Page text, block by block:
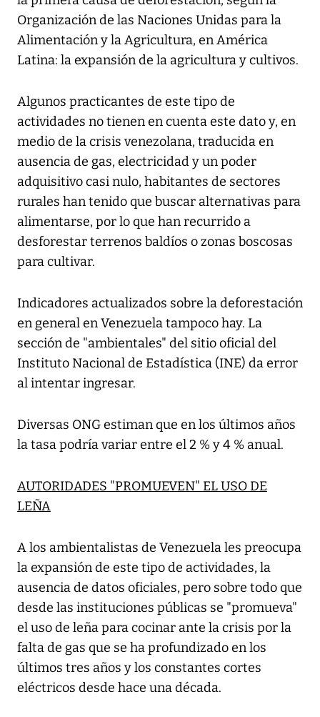
Organización de las Naciones Unidas para la
Alimentación y la Agricultura, en América
Latina: la expansión de la agricultura y cultivos.
Algunos practicantes de este tipo de
actividades no tienen en cuenta este dato y, en
medio de la crisis venezolana, traducida en
ausencia de gas, electricidad y un poder
adquisitivo casi nulo, habitantes de sectores
rurales han tenido que buscar alternativas para
alimentarse, por lo que han recurrido a
desforestar terrenos baldíos o zonas boscosas
para cultivar.
Indicadores actualizados sobre la deforestación
en general en Venezuela tampoco hay. La
sección de "ambientales" del sitio oficial del
Instituto Nacional de Estadística (INE) da error
al intentar ingresar.
Diversas ONG estiman que en los últimos años
la tasa podría variar entre el 2 % y 4 % anual.
AUTORIDADES "PROMUEVEN" EL USO DE
LEÑA
A los ambientalistas de Venezuela les preocupa
la expansión de este tipo de actividades, la
ausencia de datos oficiales, pero sobre todo que
desde las instituciones públicas se "promueva"
el uso de leña para cocinar ante la crisis por la
falta de gas que se ha profundizado en los
últimos tres años y los constantes cortes
eléctricos desde hace una década.